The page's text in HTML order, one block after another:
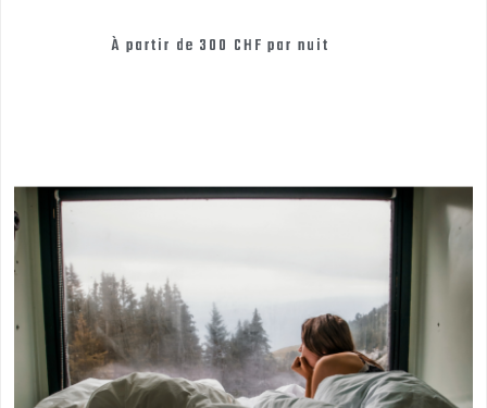
À partir de 300 CHF par nuit